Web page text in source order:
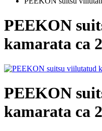
PEEKON
kamarata ca
PEEKON
kamarata ca